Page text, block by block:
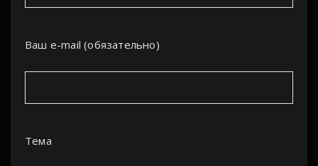
Ваш e-mail (обязательно)
Тема